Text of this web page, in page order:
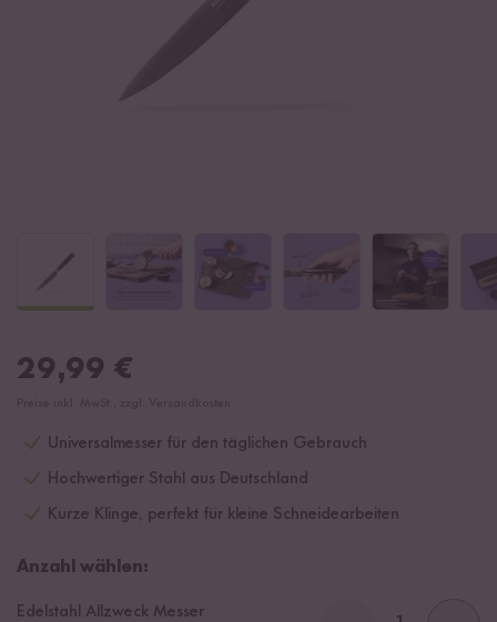
29,99 €
Universalmesser für den täglichen Gebrauch
Hochwertiger Stahl aus Deutschland
Kurze Klinge, perfekt für kleine Schneidearbeiten
Anzahl wählen:
Edelstahl Allzweck Messer